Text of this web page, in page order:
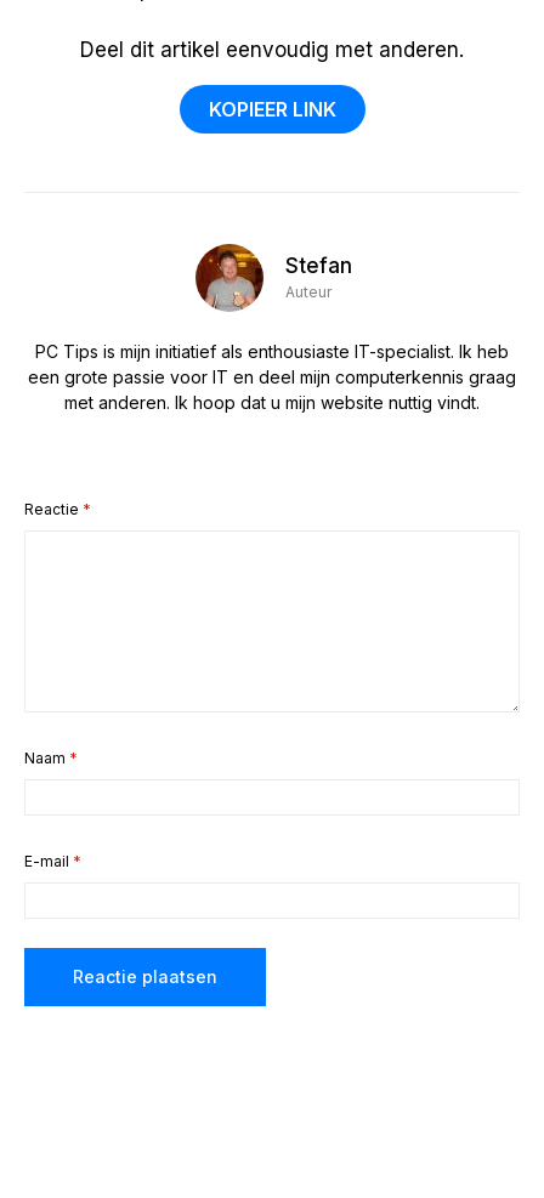
Deel dit artikel eenvoudig met anderen.
KOPIEER LINK
Stefan
Auteur
PC Tips is mijn initiatief als enthousiaste IT-specialist. Ik heb
een grote passie voor IT en deel mijn computerkennis graag
met anderen. Ik hoop dat u mijn website nuttig vindt.
Reactie *
Naam *
E-mail *